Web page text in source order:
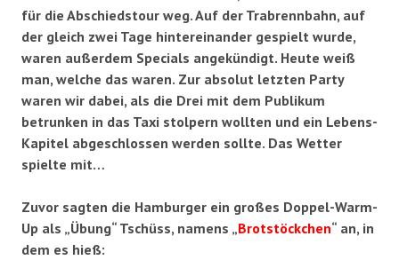
für die Abschiedstour weg. Auf der Trabrennbahn, auf
der gleich zwei Tage hintereinander gespielt wurde,
waren außerdem Specials angekündigt. Heute weiß
man, welche das waren. Zur absolut letzten Party
waren wir dabei, als die Drei mit dem Publikum
betrunken in das Taxi stolpern wollten und ein Lebens-
Kapitel abgeschlossen werden sollte. Das Wetter
spielte mit…
Zuvor sagten die Hamburger ein großes Doppel-Warm-
Up als „Übung“ Tschüss, namens „Brotstöckchen“ an, in
dem es hieß: